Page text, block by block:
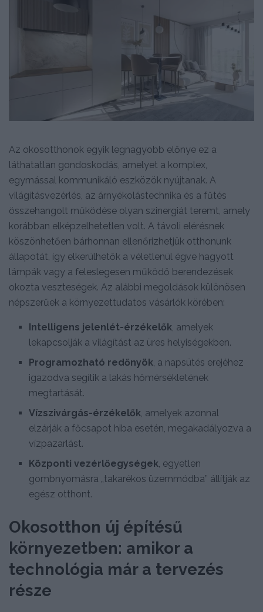
Az okosotthonok egyik legnagyobb előnye ez a
láthatatlan gondoskodás, amelyet a komplex,
egymással kommunikáló eszközök nyújtanak. A
világításvezérlés, az árnyékolástechnika és a fűtés
összehangolt működése olyan szinergiát teremt, amely
korábban elképzelhetetlen volt. A távoli elérésnek
köszönhetően bárhonnan ellenőrizhetjük otthonunk
állapotát, így elkerülhetők a véletlenül égve hagyott
lámpák vagy a feleslegesen működő berendezések
okozta veszteségek. Az alábbi megoldások különösen
népszerűek a környezettudatos vásárlók körében:
Intelligens jelenlét-érzékelők, amelyek
lekapcsolják a világítást az üres helyiségekben.
Programozható redőnyök, a napsütés erejéhez
igazodva segítik a lakás hőmérsékletének
megtartását.
Vízszivárgás-érzékelők, amelyek azonnal
elzárják a főcsapot hiba esetén, megakadályozva a
vízpazarlást.
Központi vezérlőegységek, egyetlen
gombnyomásra „takarékos üzemmódba” állítják az
egész otthont.
Okosotthon új építésű
környezetben: amikor a
technológia már a tervezés
része